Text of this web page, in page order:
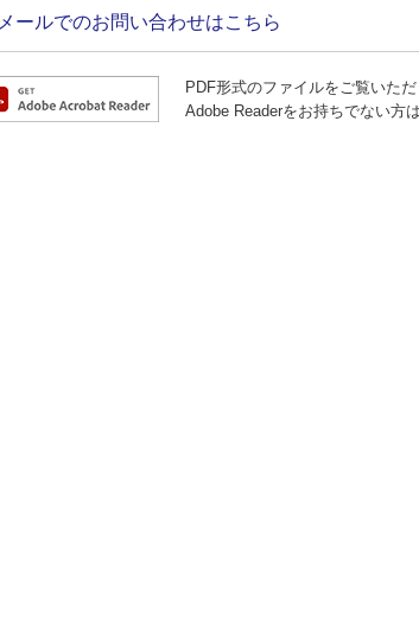
メールでのお問い合わせはこちら
PDF形式のファイルをご覧いた
Adobe Readerをお持ちでない方